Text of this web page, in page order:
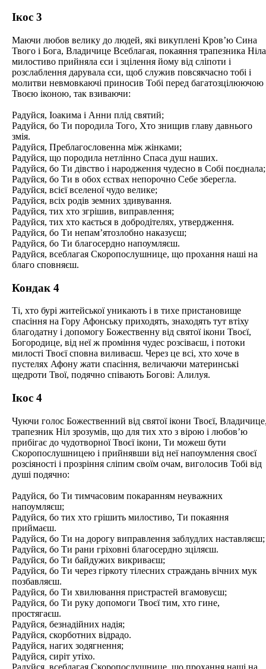
Ікос 3
Маючи любов велику до людей, які викуплені Кров’ю Сина
Твого і Бога, Владичице Всеблагая, покаяння трапезника Ніла
милостиво прийняла єси і зцілення йому від сліпоти і
розслаблення дарувала єси, щоб служив повсякчасно тобі і
молитви невмовкаючі приносив Тобі перед багатозцілюючою
Твоєю іконою, так взиваючи:
Радуйся, Іоакима і Анни плід святий;
Радуйся, бо Ти породила Того, Хто знищив главу давнього
змія.
Радуйся, Преблагословенна між жінками;
Радуйся, що породила нетлінно Спаса душ наших.
Радуйся, бо Ти дівство і народження чудесно в Собі поєднала;
Радуйся, бо Ти в обох єствах непорочно Себе зберегла.
Радуйся, всієї вселеної чудо велике;
Радуйся, всіх родів земних здивування.
Радуйся, тих хто згрішив, виправлення;
Радуйся, тих хто кається в добродітелях, утвердження.
Радуйся, бо Ти непам’ятозлобно наказуєш;
Радуйся, бо Ти благосердно напоумляєш.
Радуйся, всеблагая Скоропослушнице, що прохання наші на
благо сповняєш.
Кондак 4
Ті, хто бурі житейської уникають і в тихе пристановище
спасіння на Гору Афонську приходять, знаходять тут втіху
благодатну і допомогу Божественну від святої ікони Твоєї,
Богородице, від неї ж проміння чудес розсіваєш, і потоки
милості Твоєї сповна виливаєш. Через це всі, хто хоче в
пустелях Афону жати спасіння, величаючи материнські
щедроти Твої, подячно співають Богові: Алилуя.
Ікос 4
Чуючи голос Божественний від святої ікони Твоєї,
трапезник Ніл зрозумів, що для тих хто з вірою і любов’ю
прибігає до чудотворної Твоєї ікони, Ти можеш бути
Скоропослушницею і прийнявши від неї напоумлення своєї
розсіяності і прозріння сліпим своїм очам, виголосив Тобі від
душі подячно:
Радуйся, бо Ти тимчасовим покаранням неуважних
напоумляєш;
Радуйся, бо тих хто грішить милостиво, Ти покаяння
приймаєш.
Радуйся, бо Ти на дорогу виправлення заблудлих наставляєш;
Радуйся, бо Ти рани гріховні благосердно зціляєш.
Радуйся, бо Ти байдужих викриваєш;
Радуйся, бо Ти через гіркоту тілесних страждань вічних мук
позбавляєш.
Радуйся, бо Ти хвилювання пристрастей вгамовуєш;
Радуйся, бо Ти руку допомоги Твоєї тим, хто гине,
простягаєш.
Радуйся, безнадійних надія;
Радуйся, скорботних відрадо.
Радуйся, нагих зодягнення;
Радуйся, сиріт утіхо.
Радуйся, всеблагая Скоропослушнице, що прохання наші на